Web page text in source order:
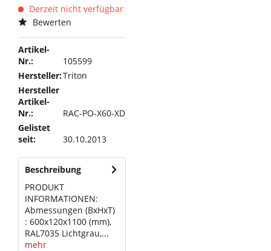
Derzeit nicht verfügbar
Bewerten
Artikel-
Nr.:
105599
Hersteller:Triton
Hersteller
Artikel-
Nr.:
RAC-PO-X60-XD
Gelistet
seit:
30.10.2013
Beschreibung
PRODUKT
INFORMATIONEN:
Abmessungen (BxHxT)
: 600x120x1100 (mm),
RAL7035 Lichtgrau,...
mehr